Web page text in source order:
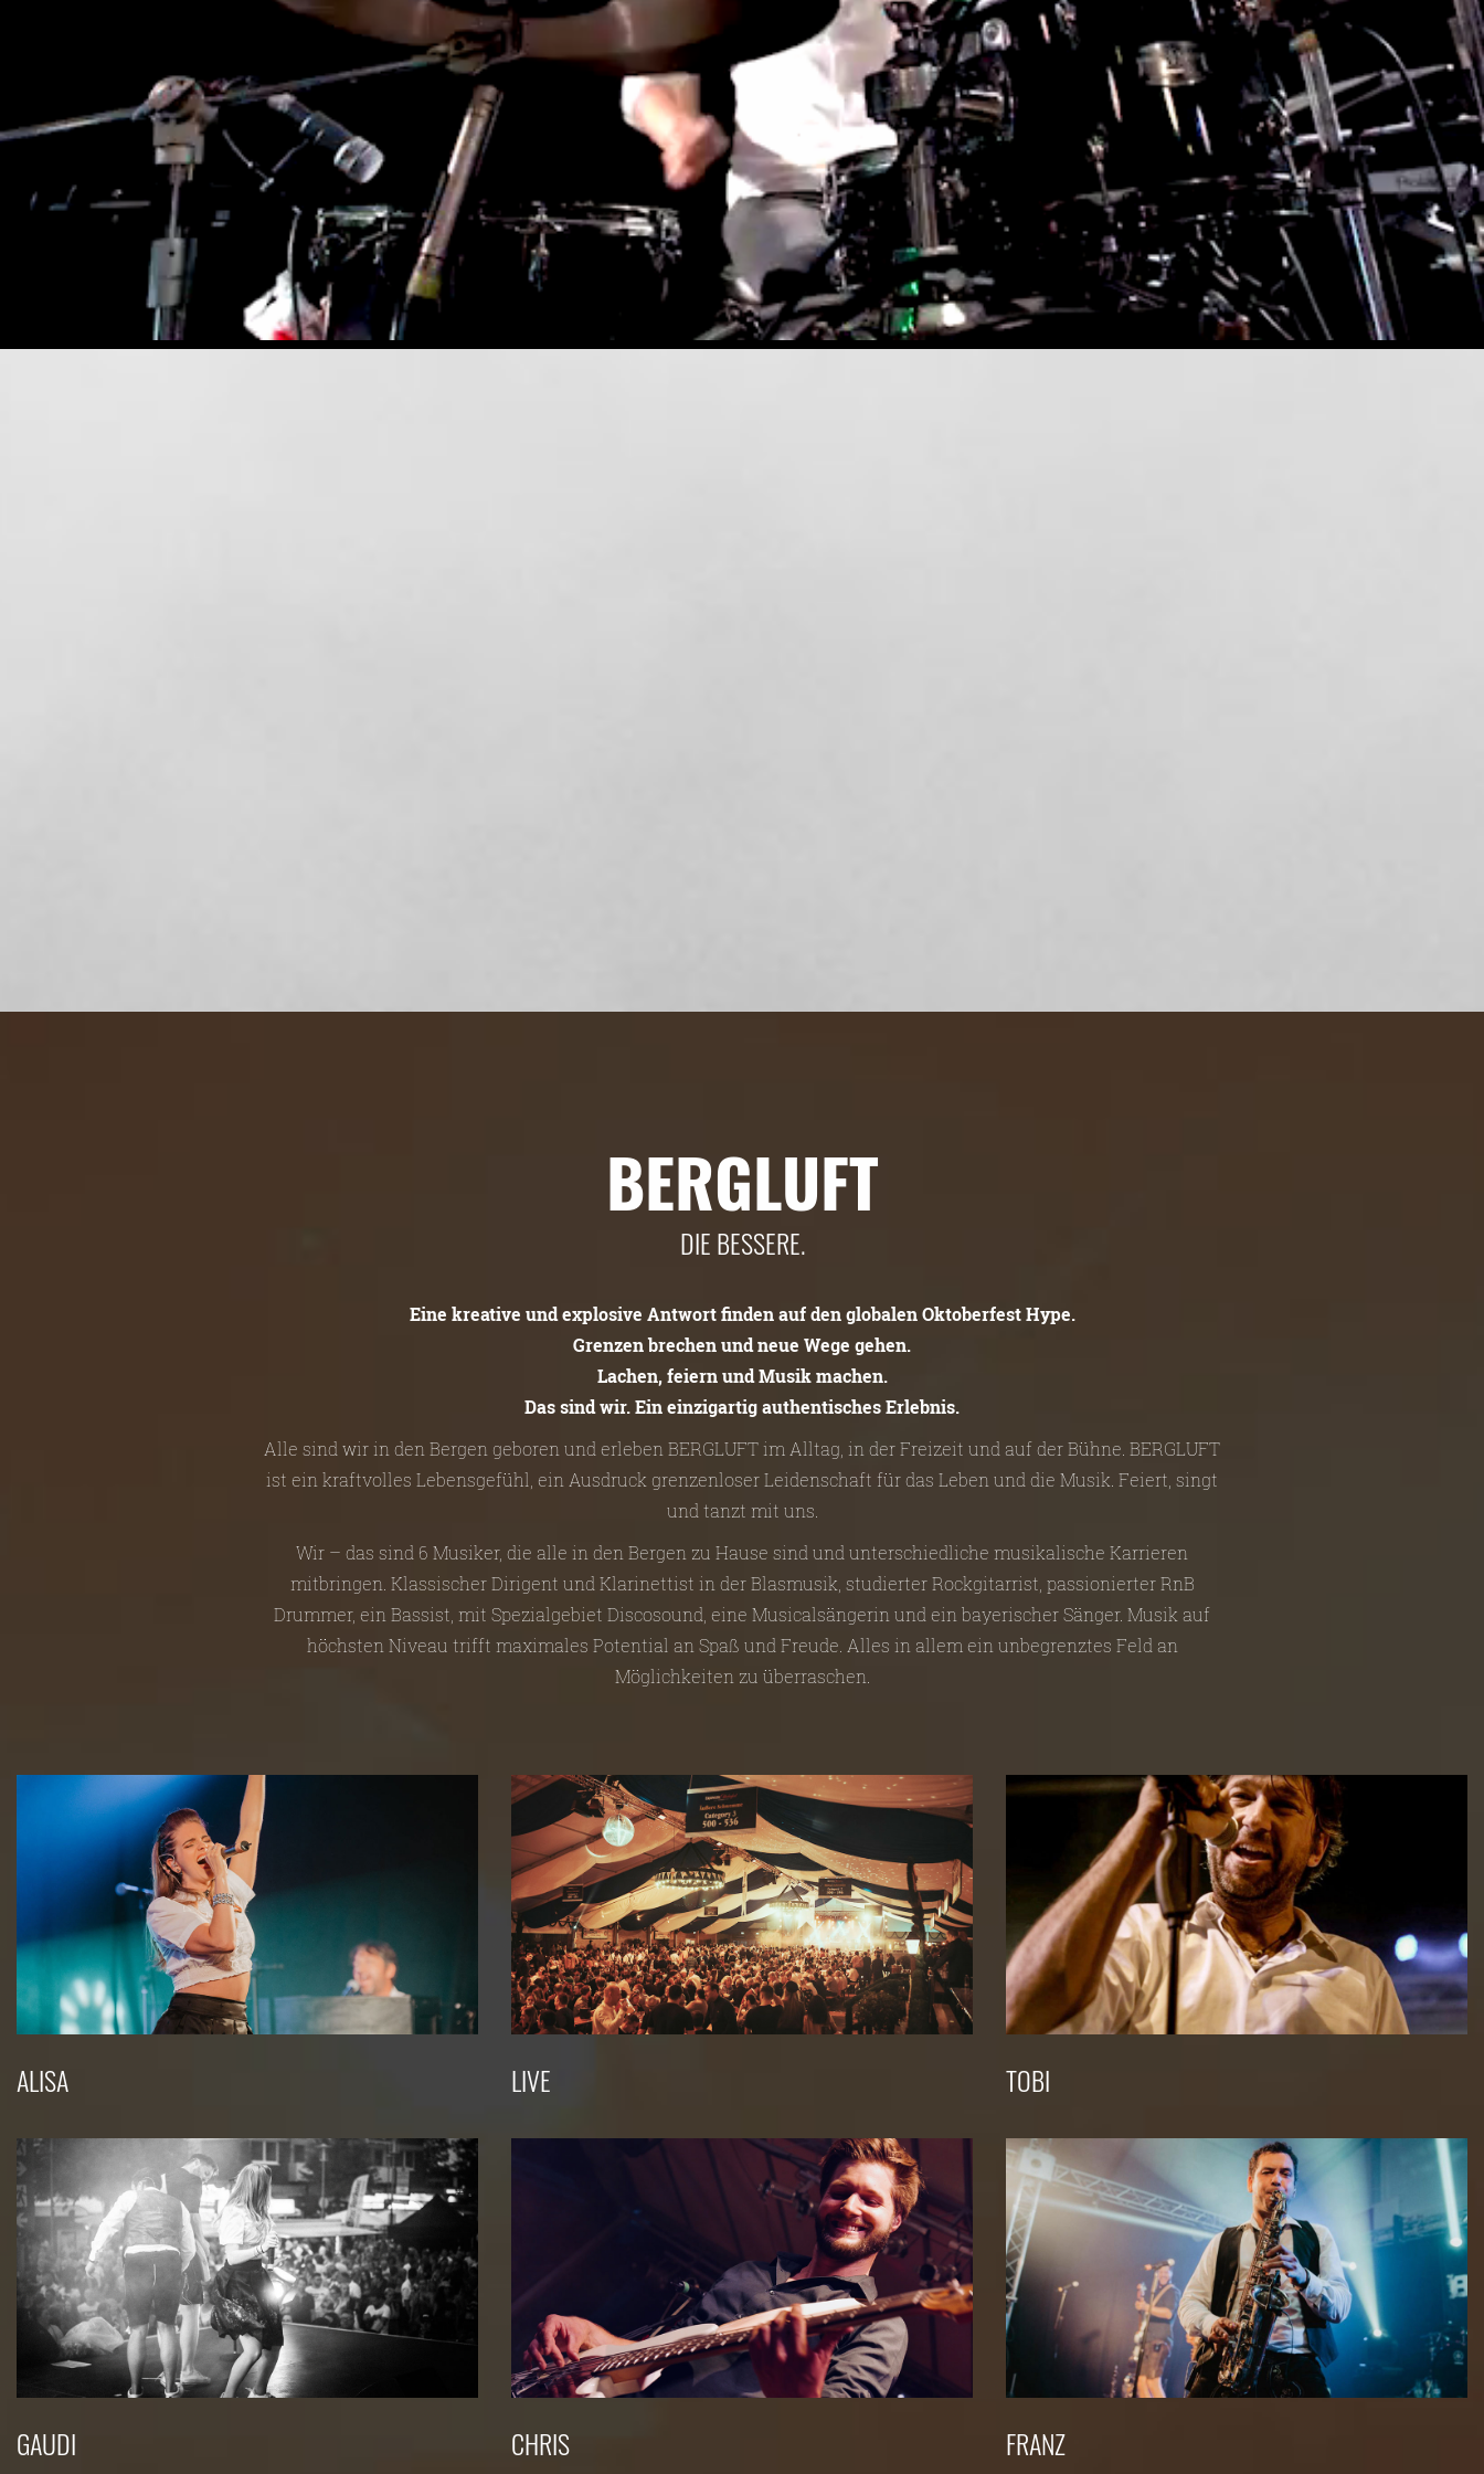
BERGLUFT
DIE BESSERE.
Eine kreative und explosive Antwort finden auf den globalen Oktoberfest Hype.
Grenzen brechen und neue Wege gehen.
Lachen, feiern und Musik machen.
Das sind wir. Ein einzigartig authentisches Erlebnis.
Alle sind wir in den Bergen geboren und erleben BERGLUFT im Alltag, in der Freizeit und auf der Bühne. BERGLUFT
ist ein kraftvolles Lebensgefühl, ein Ausdruck grenzenloser Leidenschaft für das Leben und die Musik. Feiert, singt
und tanzt mit uns.
Wir – das sind 6 Musiker, die alle in den Bergen zu Hause sind und unterschiedliche musikalische Karrieren
mitbringen. Klassischer Dirigent und Klarinettist in der Blasmusik, studierter Rockgitarrist, passionierter RnB
Drummer, ein Bassist, mit Spezialgebiet Discosound, eine Musicalsängerin und ein bayerischer Sänger. Musik auf
höchsten Niveau trifft maximales Potential an Spaß und Freude. Alles in allem ein unbegrenztes Feld an
Möglichkeiten zu überraschen.
ALISA LIVE TOBI
GAUDI CHRIS FRANZ